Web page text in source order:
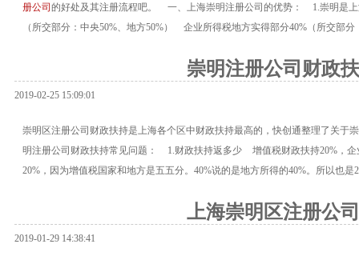
册公司的好处及其注册流程吧。 一、上海崇明注册公司的优势： 1.崇明是
（所交部分：中央50%、地方50%） 企业所得税地方实得部分40%（所交部
崇明注册公司财政
2019-02-25 15:09:01
崇明区注册公司财政扶持是上海各个区中财政扶持最高的，快创通整理了关
明注册公司财政扶持常见问题： 1.财政扶持返多少 增值税财政扶持20%，
20%，因为增值税国家和地方是五五分。40%说的是地方所得的40%。所以也
上海崇明区注册公
2019-01-29 14:38:41